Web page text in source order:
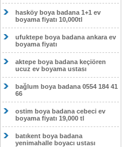
hasköy boya badana 1+1 ev
boyama fiyatı 10,000tl
ufuktepe boya badana ankara ev
boyama fiyatı
aktepe boya badana keçiören
ucuz ev boyama ustası
bağlum boya badana 0554 184 41
66
ostim boya badana cebeci ev
boyama fiyatı 19,000 tl
batıkent boya badana
yenimahalle boyacı ustası